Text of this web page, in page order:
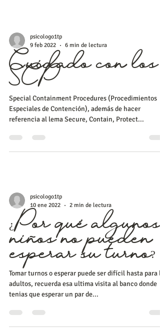
psicologo1tp
9 feb 2022
6 min de lectura
Cuidado con los
SCP
Special Containment Procedures (Procedimientos
referencia al lema Secure, Contain, Protect...
psicologo1tp
10 ene 2022
2 min de lectura
¿Por qué algunos
niños no pueden
esperar su turno?
Tomar turnos o esperar puede ser difícil hasta para
tenias que esperar un par de...